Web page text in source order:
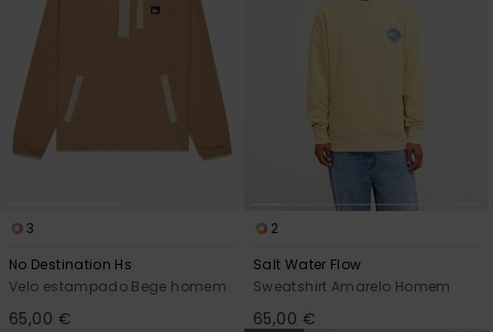
3
No Destination Hs
Velo estampado Bege homem
65,00 €
2
Salt Water Flow
Sweatshirt Amarelo Homem
65,00 €